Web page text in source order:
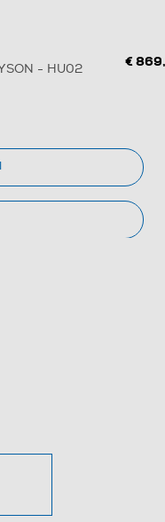
- HU02 €